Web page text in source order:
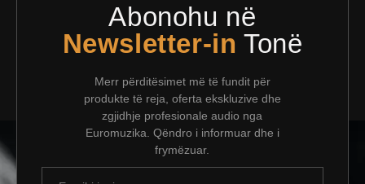
Abonohu në
Newsletter-in Tonë
Merr përditësimet më të fundit për
produkte të reja, oferta ekskluzive dhe
zgjidhje profesionale audio nga
Euromuzika. Qëndro i informuar dhe i
frymëzuar.